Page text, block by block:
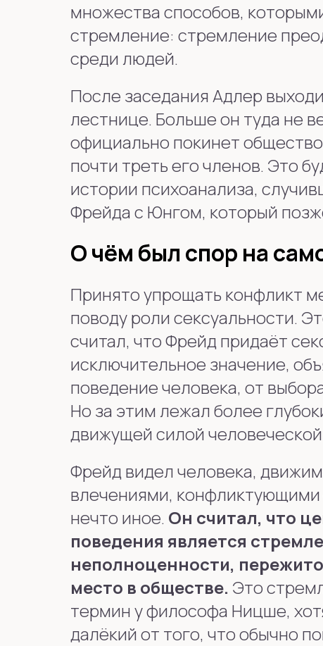
множества способов,
стремление: стремление
среди людей.
После заседания Адлер
лестнице. Больше он туда не
официально покинет
почти треть его членов. Это
истории психоанализа,
Фрейда с Юнгом, который
О чём был спор на
Принято упрощать конфликт
поводу роли сексуальности.
считал, что Фрейд придаёт
исключительное значение,
поведение человека, от
Но за этим лежал более
движущей силой
Фрейд видел человека,
влечениями,
нечто иное. Он считал, что
поведения является
неполноценности,
место в обществе. Это
термин у философа Ницше,
далёкий от того, что обычно